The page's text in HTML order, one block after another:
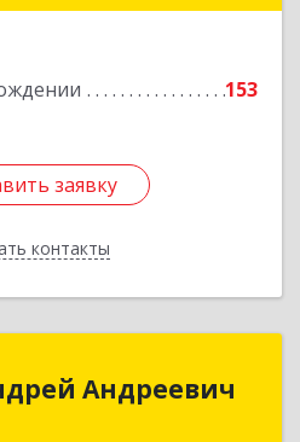
153
заявку
контакты
Подробнее
заявку
Назад
Андреевич
Андреевич